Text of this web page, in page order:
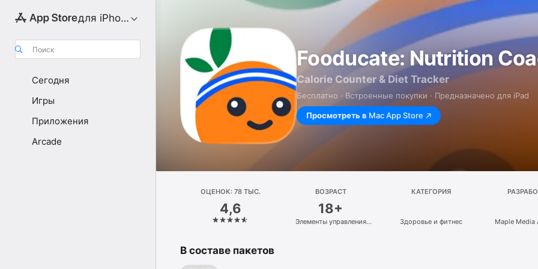
для iPhone
Поиск
Сегодня
Игры
Приложения
Arcade
Fooducate: Nutrition
Calorie Counter & Diet Tracker
Бесплатно · Встроенные покупки · Предназначено для iPad
Просмотреть в Mac App Store
ОЦЕНОК: 78 ТЫС.
4,6
ВОЗРАСТ
18+
Элементы управления
КАТЕГОРИЯ
Здоровье и фитнес Maple Media
В составе пакетов